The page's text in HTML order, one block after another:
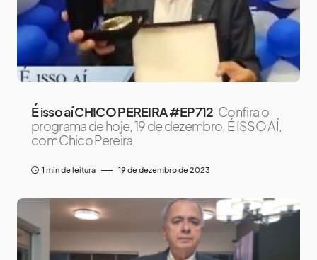
É isso aí CHICO PEREIRA #EP712 Confira o
programa de hoje, 19 de dezembro, É ISSO AÍ,
com Chico Pereira
1 min de leitura 19 de dezembro de 2023